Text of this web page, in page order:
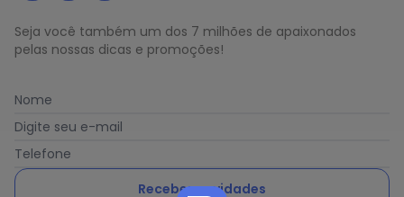
Seja você também um dos 7 milhões de apaixonados
pelas nossas dicas e promoções!
Nome
Digite seu e-mail
Telefone
Receber novidades